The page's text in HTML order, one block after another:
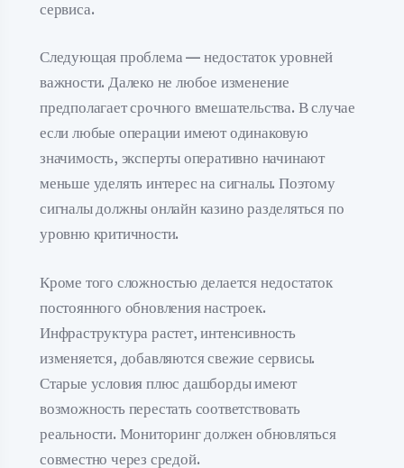
сервиса.
Следующая проблема — недостаток уровней
важности. Далеко не любое изменение
предполагает срочного вмешательства. В случае
если любые операции имеют одинаковую
значимость, эксперты оперативно начинают
меньше уделять интерес на сигналы. Поэтому
сигналы должны онлайн казино разделяться по
уровню критичности.
Кроме того сложностью делается недостаток
постоянного обновления настроек.
Инфраструктура растет, интенсивность
изменяется, добавляются свежие сервисы.
Старые условия плюс дашборды имеют
возможность перестать соответствовать
реальности. Мониторинг должен обновляться
совместно через средой.